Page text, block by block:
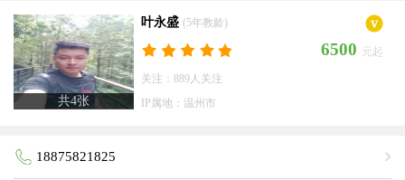
共4张
叶永盛 (5年教龄)
6500 元起
关注：889人关注
IP属地：温州市
18875821825